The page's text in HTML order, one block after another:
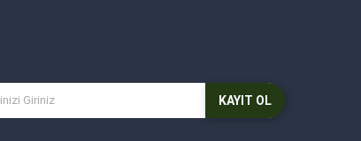
KAYIT OL